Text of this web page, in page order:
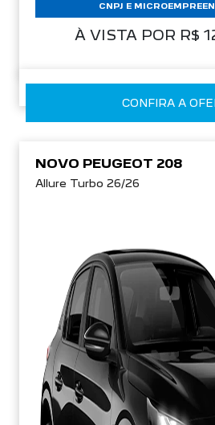
À VISTA POR R$
CNPJ E
CONFIRA A
NOVO PEUGEOT 208
Allure Turbo 26/26